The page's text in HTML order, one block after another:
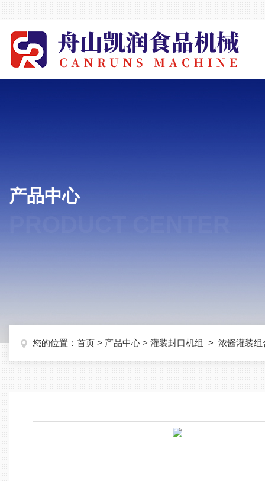
产品中心
您的位置： 首页 > 产品中心 > 灌装封口机组 > 浓酱灌装组